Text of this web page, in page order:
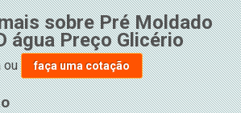
sobre Pré Moldado
água Preço Glicério
ou faça uma cotação